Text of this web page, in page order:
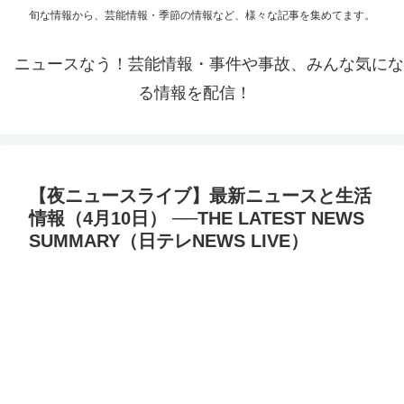
旬な情報から、芸能情報・季節の情報など、様々な記事を集めてます。
ニュースなう！芸能情報・事件や事故、みんな気にな
る情報を配信！
【夜ニュースライブ】最新ニュースと生活
情報（4月10日） ──THE LATEST NEWS
SUMMARY（日テレNEWS LIVE）